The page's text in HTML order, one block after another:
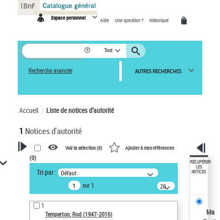
Espace personnel Aide Une question ? Historique
Tout
Recherche avancée AUTRES RECHERCHES
Accueil Liste de notices d’autorité
1 Notices d'autorité
VOTRE RECHERCHE
Recherche avancée dans les
notices d’autorité
Œuvres liées à l'auteur :
Temperton, Rod (1947-2016)
Voir la sélection (0) Ajouter à mes références
(0)
Tri par : Défaut
sur 1
20
résultats/page
1
Temperton, Rod (1947-2016)
RÉCUPÉRER
LES
NOTICES
Ma
Panneau de gestion des cookies